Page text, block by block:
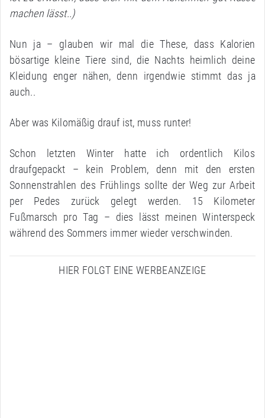
machen lässt..)
Nun ja – glauben wir mal die These, dass Kalorien
bösartige kleine Tiere sind, die Nachts heimlich deine
Kleidung enger nähen, denn irgendwie stimmt das ja
auch..
Aber was Kilomäßig drauf ist, muss runter!
Schon letzten Winter hatte ich ordentlich Kilos
draufgepackt – kein Problem, denn mit den ersten
Sonnenstrahlen des Frühlings sollte der Weg zur Arbeit
per Pedes zurück gelegt werden. 15 Kilometer
Fußmarsch pro Tag – dies lässt meinen Winterspeck
während des Sommers immer wieder verschwinden.
HIER FOLGT EINE WERBEANZEIGE